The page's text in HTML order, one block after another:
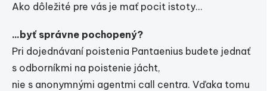
Ako dôležité pre vás je mať pocit istoty...
...byť správne pochopený?
Pri dojednávaní poistenia Pantaenius budete jednať
s odborníkmi na poistenie jácht,
nie s anonymnými agentmi call centra. Vďaka tomu